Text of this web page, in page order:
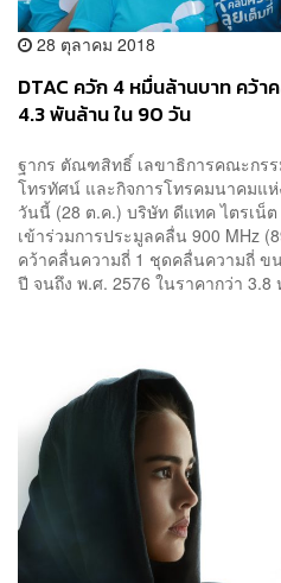
28 ตุลาคม 2018
DTAC ควัก 4 หมื่นล้านบาท คว้
4.3 พันล้าน ใน 90 วัน
ฐากร ตัณฑสิทธิ์ เลขาธิการคณะกรร
โทรทัศน์ และกิจการโทรคมนาคมแ
วันนี้ (28 ต.ค.) บริษัท ดีแทค ไตรเน็ต
เข้าร่วมการประมูลคลื่น 900 MHz
คว้าคลื่นความถี่ 1 ชุดคลื่นความถี่ ข
ปี จนถึง พ.ศ. 2576 ในราคากว่า